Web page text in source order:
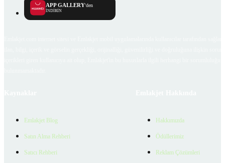
APP GALLERY'den
İNDİRİN
Emlakjet Blog
Satın Alma Rehberi
Satıcı Rehberi
Hakkımızda
Ödüllerimiz
Reklam Çözümleri